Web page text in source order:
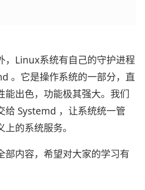
，Linux系统有自己的守护进程
。它是操作系统的一部分，直
能出色，功能极其强大。我们
给 Systemd ，让系统统一管
的系统服务。
部内容，希望对大家的学习有